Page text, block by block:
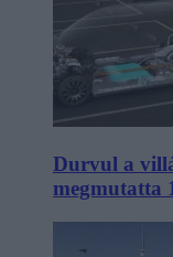
Durvul a
megmutatta